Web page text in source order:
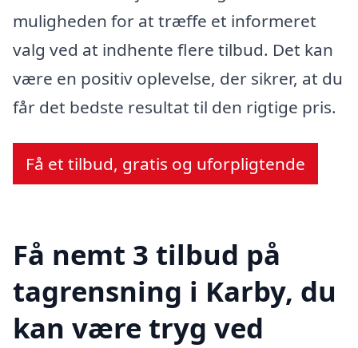
muligheden for at træffe et informeret
valg ved at indhente flere tilbud. Det kan
være en positiv oplevelse, der sikrer, at du
får det bedste resultat til den rigtige pris.
Få et tilbud, gratis og uforpligtende
Få nemt 3 tilbud på
tagrensning i Karby, du
kan være tryg ved